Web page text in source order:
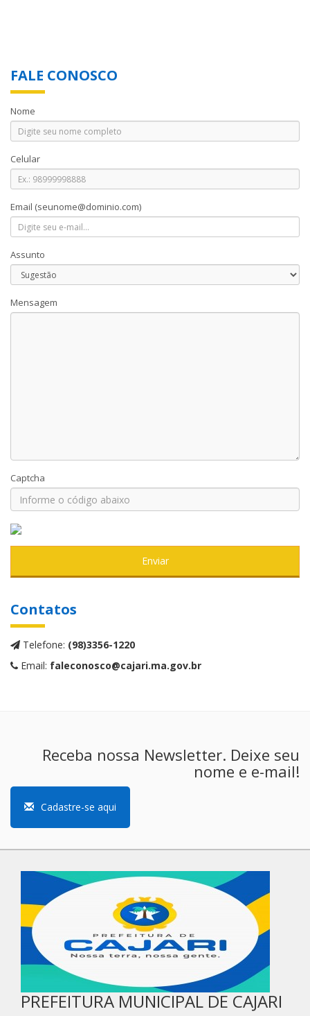
FALE CONOSCO
Nome
Celular
Email (seunome@dominio.com)
Assunto
Mensagem
Captcha
Enviar
Contatos
Telefone: (98)3356-1220
Email: faleconosco@cajari.ma.gov.br
Receba nossa Newsletter. Deixe seu
nome e e-mail!
Cadastre-se aqui
PREFEITURA MUNICIPAL DE CAJARI